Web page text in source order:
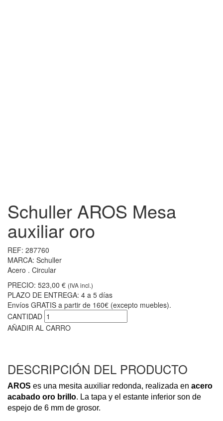
Schuller AROS Mesa
auxiliar oro
REF: 287760
MARCA: Schuller
Acero . Circular
PRECIO: 523,00 € (IVA incl.)
PLAZO DE ENTREGA: 4 a 5 días
Envíos GRATIS a partir de 160€ (excepto muebles).
CANTIDAD
AÑADIR AL CARRO
DESCRIPCIÓN DEL PRODUCTO
AROS es una mesita auxiliar redonda, realizada en acero
acabado oro brillo. La tapa y el estante inferior son de
espejo de 6 mm de grosor.